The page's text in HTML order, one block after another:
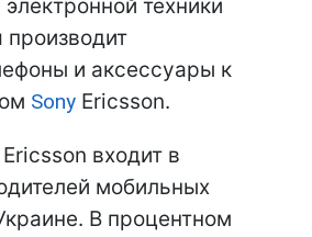
техники
производит
и аксессуары к
Sony Ericsson.
Ericsson входит в
мобильных
В процентном